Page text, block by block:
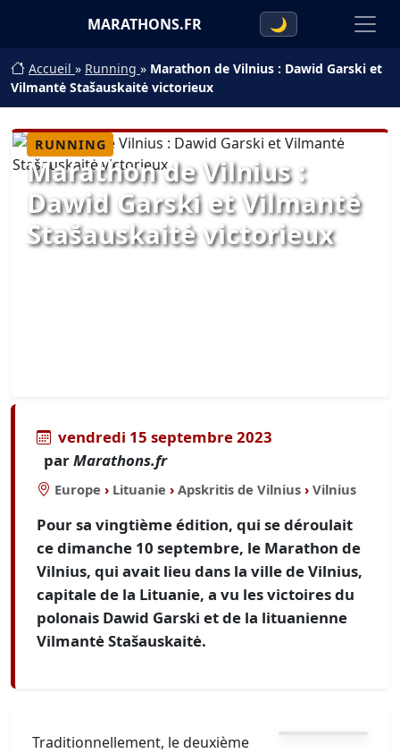
MARATHONS.FR 🌙
Accueil » Running » Marathon de Vilnius : Dawid Garski et
Vilmantė Stašauskaitė victorieux
RUNNING
Marathon de Vilnius :
Dawid Garski et Vilmantė
Stašauskaitė victorieux
vendredi 15 septembre 2023
parMarathons.fr
Europe › Lituanie › Apskritis de Vilnius › Vilnius
Pour sa vingtième édition, qui se déroulait
ce dimanche 10 septembre, le Marathon de
Vilnius, qui avait lieu dans la ville de Vilnius,
capitale de la Lituanie, a vu les victoires du
polonais Dawid Garski et de la lituanienne
Vilmantė Stašauskaitė.
Traditionnellement, le deuxième